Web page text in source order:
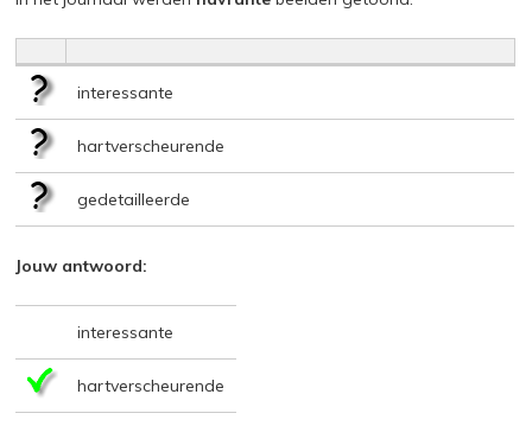
interessante
hartverscheurende
gedetailleerde
Jouw antwoord:
interessante
hartverscheurende